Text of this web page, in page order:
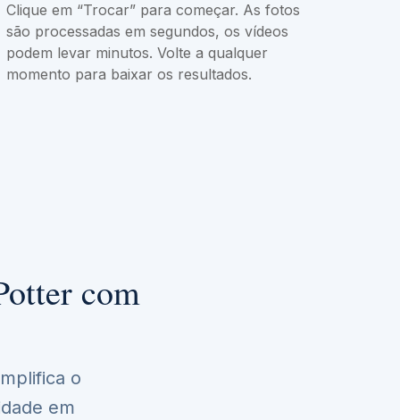
Clique em “Trocar” para começar. As fotos
são processadas em segundos, os vídeos
podem levar minutos. Volte a qualquer
momento para baixar os resultados.
com
o
em